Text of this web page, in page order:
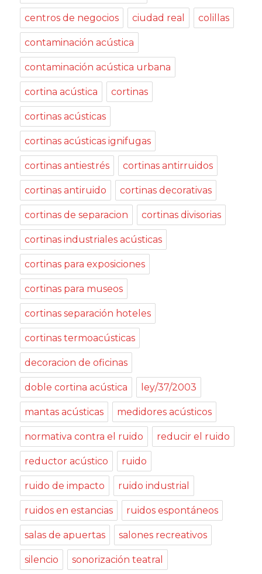
centros de negocios ciudad real colillas
contaminación acústica
contaminación acústica urbana
cortina acústica cortinas
cortinas acústicas
cortinas acústicas ignifugas
cortinas antiestrés cortinas antirruidos
cortinas antiruido cortinas decorativas
cortinas de separacion cortinas divisorias
cortinas industriales acústicas
cortinas para exposiciones
cortinas para museos
cortinas separación hoteles
cortinas termoacústicas
decoracion de oficinas
doble cortina acústica ley/37/2003
mantas acústicas medidores acústicos
normativa contra el ruido reducir el ruido
reductor acústico ruido
ruido de impacto ruido industrial
ruidos en estancias ruidos espontáneos
salas de apuertas salones recreativos
silencio sonorización teatral